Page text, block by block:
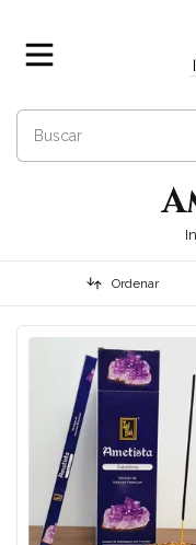
Ordenar